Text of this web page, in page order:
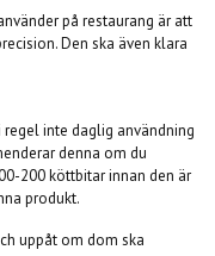
på restaurang är att
Den ska även klara
inte daglig användning
denna om du
200 köttbitar innan den är
produkt.
uppåt om dom ska